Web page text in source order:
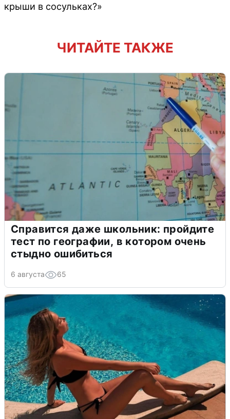
крыши в сосульках?»
ЧИТАЙТЕ ТАКЖЕ
Справится даже школьник: пройдите
тест по географии, в котором очень
стыдно ошибиться
6 августа 65